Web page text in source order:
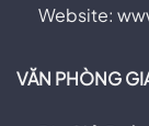
Website:
VĂN PHÒNG